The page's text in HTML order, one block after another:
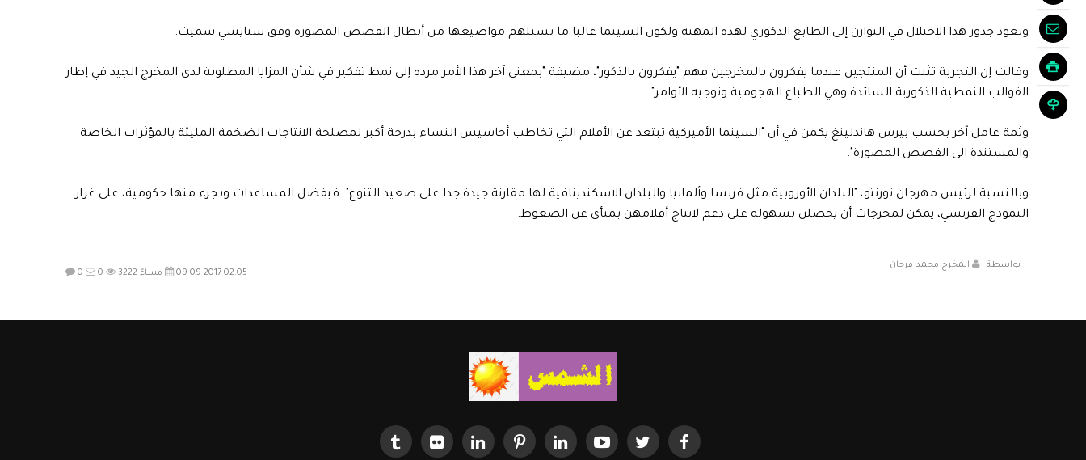
وتعود جذور هذا الاختلال في التوازن إلى الطابع الذكوري لهذه المهنة ولكون السينما غالبا ما تستلهم مواضيعها من أبطال القصص المصورة وفق ستايسي سميث.
وقالت إن التجربة تثبت أن المنتجين عندما يفكرون بالمخرجين فهم "يفكرون بالذكور"، مضيفة "بمعنى آخر هذا الأمر مرده إلى نمط تفكير في شأن المزايا المطلوبة لدى المخرج الجيد في إطار
القوالب النمطية الذكورية السائدة وهي الطباع الهجومية وتوجيه الأوامر".
وثمة عامل آخر بحسب بيرس هاندلينغ يكمن في أن "السينما الأميركية تبتعد عن الأفلام التي تخاطب أحاسيس النساء بدرجة أكبر لمصلحة الانتاجات الضخمة المليئة بالمؤثرات الخاصة
والمستندة الى القصص المصورة".
وبالنسبة لرئيس مهرجان تورنتو، "البلدان الأوروبية مثل فرنسا وألمانيا والبلدان الاسكندينافية لها مقارنة جيدة جدا على صعيد التنوع". فبفضل المساعدات وبجزء منها حكومية، على غرار
النموذج الفرنسي، يمكن لمخرجات أن يحصلن بسهولة على دعم لانتاج أفلامهن بمنأى عن الضغوط.
بواسطة :
المخرج محمد فرحان
09-09-2017 02:05 مساءً
0 0 3222